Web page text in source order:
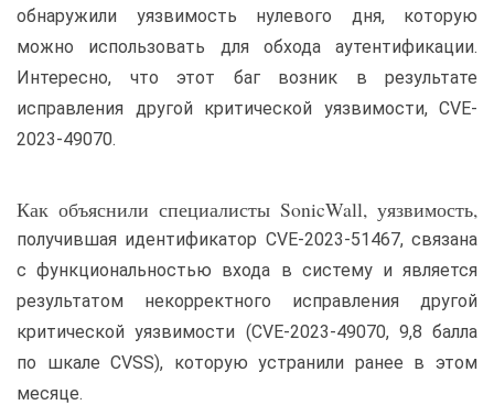
обнаружили уязвимость нулевого дня, которую
можно использовать для обхода аутентификации.
Интересно, что этот баг возник в результате
исправления другой критической уязвимости, CVE-
2023-49070.
Как объяснили специалисты SonicWall, уязвимость,
получившая идентификатор CVE-2023-51467, связана
с функциональностью входа в систему и является
результатом некорректного исправления другой
критической уязвимости (CVE-2023-49070, 9,8 балла
по шкале CVSS), которую устранили ранее в этом
месяце.